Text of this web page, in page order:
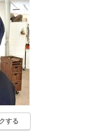
する